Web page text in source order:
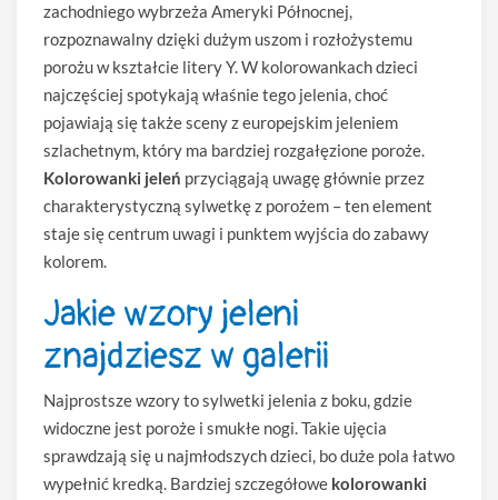
zachodniego wybrzeża Ameryki Północnej,
rozpoznawalny dzięki dużym uszom i rozłożystemu
porożu w kształcie litery Y. W kolorowankach dzieci
najczęściej spotykają właśnie tego jelenia, choć
pojawiają się także sceny z europejskim jeleniem
szlachetnym, który ma bardziej rozgałęzione poroże.
Kolorowanki jeleń przyciągają uwagę głównie przez
charakterystyczną sylwetkę z porożem – ten element
staje się centrum uwagi i punktem wyjścia do zabawy
kolorem.
Jakie wzory jeleni
znajdziesz w galerii
Najprostsze wzory to sylwetki jelenia z boku, gdzie
widoczne jest poroże i smukłe nogi. Takie ujęcia
sprawdzają się u najmłodszych dzieci, bo duże pola łatwo
wypełnić kredką. Bardziej szczegółowe kolorowanki